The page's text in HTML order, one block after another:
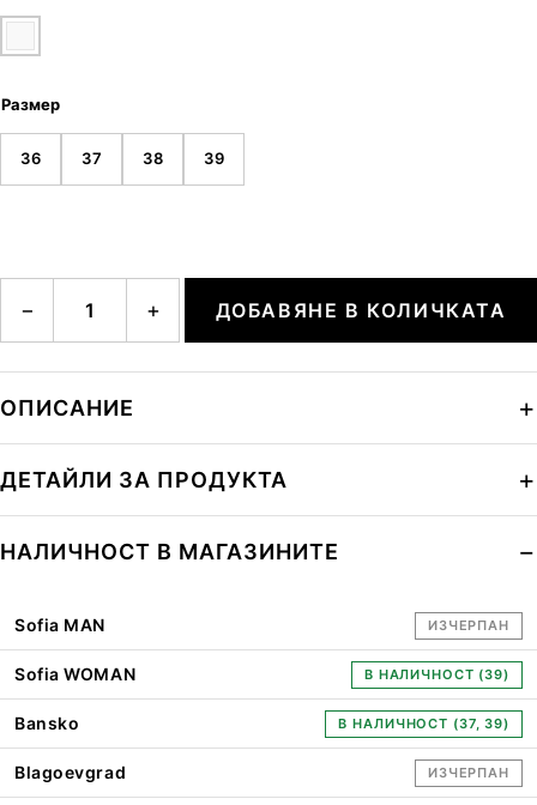
Размер
36 37 38 39
− + ДОБАВЯНЕ В КОЛИЧКАТА
ОПИСАНИЕ
ДЕТАЙЛИ ЗА ПРОДУКТА
НАЛИЧНОСТ В МАГАЗИНИТЕ
Sofia MAN ИЗЧЕРПАН
Sofia WOMAN В НАЛИЧНОСТ (39)
Bansko В НАЛИЧНОСТ (37, 39)
Blagoevgrad ИЗЧЕРПАН